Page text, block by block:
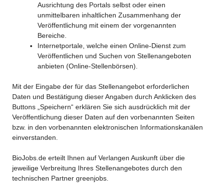
Ausrichtung des Portals selbst oder einen
unmittelbaren inhaltlichen Zusammenhang der
Veröffentlichung mit einem der vorgenannten
Bereiche.
Internetportale, welche einen Online-Dienst zum
Veröffentlichen und Suchen von Stellenangeboten
anbieten (Online-Stellenbörsen).
Mit der Eingabe der für das Stellenangebot erforderlichen
Daten und Bestätigung dieser Angaben durch Anklicken des
Buttons „Speichern“ erklären Sie sich ausdrücklich mit der
Veröffentlichung dieser Daten auf den vorbenannten Seiten
bzw. in den vorbenannten elektronischen Informationskanälen
einverstanden.
BioJobs.de erteilt Ihnen auf Verlangen Auskunft über die
jeweilige Verbreitung Ihres Stellenangebotes durch den
technischen Partner greenjobs.